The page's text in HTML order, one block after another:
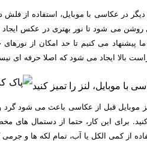
دیگر در عکاسی با موبایل، استفاده از
روشن می شود تا نور بهتری در عکس
پیشنهاد می کنیم تا حد امکان از
بالا ایجاد می شود که اصلا حرفه ای
با موبایل، لنز را تمیز کنید
موبایل قبل از عکاسی باعث می شود گرد و
برای این کار، حتما از دستمال
از کمی الکل یا آب، تمام لکه ها و